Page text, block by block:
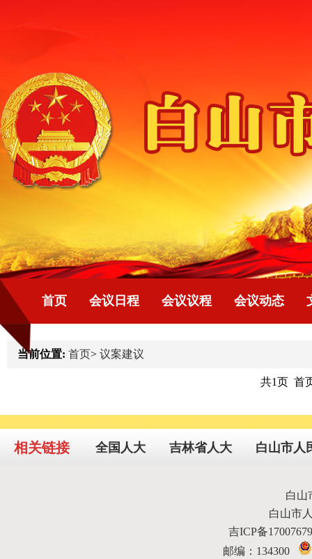
首页 会议日程 会议议程 会议动态
当前位置: 首页> 议案建议
共1页 首
相关链接 全国人大 吉林省人大 白山市人
白山
白山市
吉ICP备
邮编：134300